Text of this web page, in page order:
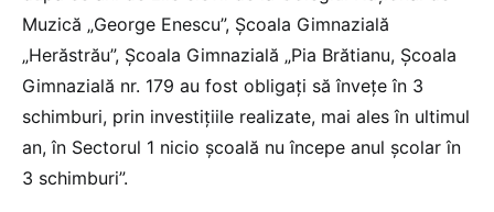
Muzică „George Enescu”, Şcoala Gimnazială
„Herăstrău”, Şcoala Gimnazială „Pia Brătianu, Şcoala
Gimnazială nr. 179 au fost obligaţi să înveţe în 3
schimburi, prin investiţiile realizate, mai ales în ultimul
an, în Sectorul 1 nicio şcoală nu începe anul şcolar în
3 schimburi”.